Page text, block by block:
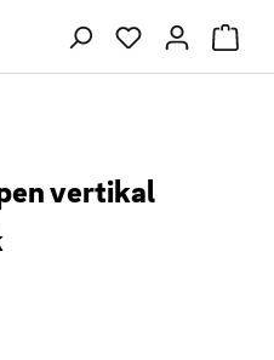
Du hast 0
vertikal